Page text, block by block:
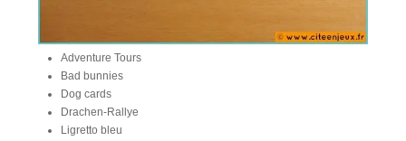
Adventure Tours
Bad bunnies
Dog cards
Drachen-Rallye
Ligretto bleu